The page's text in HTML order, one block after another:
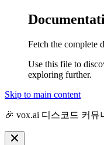
Fetch the complete
Use this file to
exploring further.
Skip to main content
🎉 vox.ai 디스코드 커